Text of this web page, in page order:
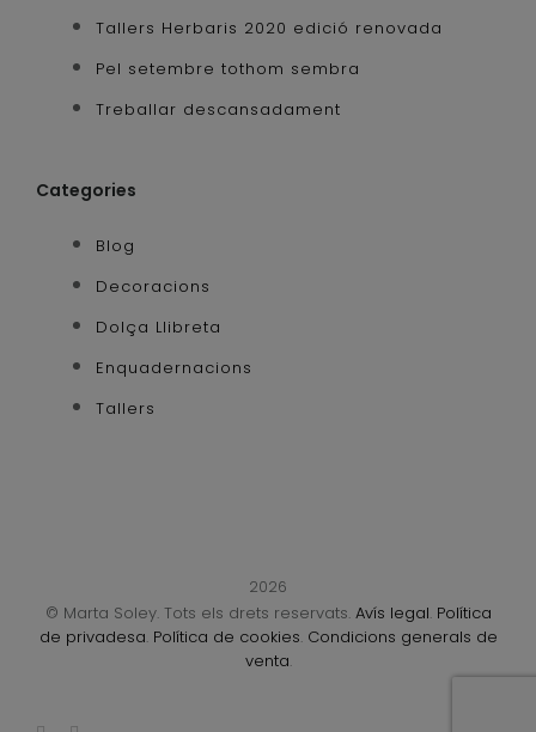
Tallers Herbaris 2020 edició renovada
Pel setembre tothom sembra
Treballar descansadament
Categories
Blog
Decoracions
Dolça Llibreta
Enquadernacions
Tallers
2026
© Marta Soley. Tots els drets reservats. Avís legal. Política
de privadesa. Política de cookies. Condicions generals de
venta.